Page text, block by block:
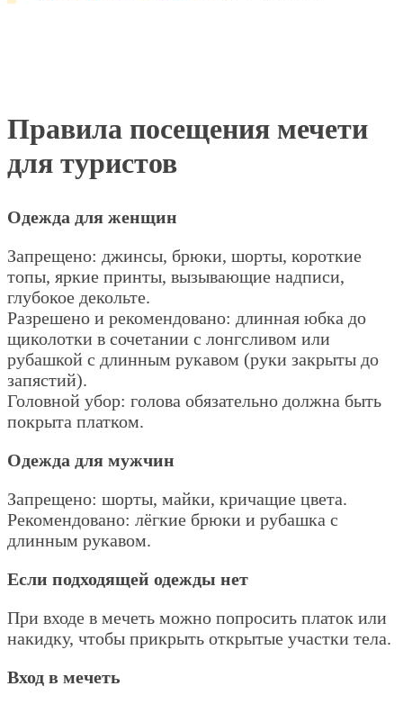
Правила посещения мечети
для туристов
Одежда для женщин
Запрещено: джинсы, брюки, шорты, короткие
топы, яркие принты, вызывающие надписи,
глубокое декольте.
Разрешено и рекомендовано: длинная юбка до
щиколотки в сочетании с лонгсливом или
рубашкой с длинным рукавом (руки закрыты до
запястий).
Головной убор: голова обязательно должна быть
покрыта платком.
Одежда для мужчин
Запрещено: шорты, майки, кричащие цвета.
Рекомендовано: лёгкие брюки и рубашка с
длинным рукавом.
Если подходящей одежды нет
При входе в мечеть можно попросить платок или
накидку, чтобы прикрыть открытые участки тела.
Вход в мечеть